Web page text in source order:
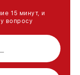
15 минут, и
вопросу